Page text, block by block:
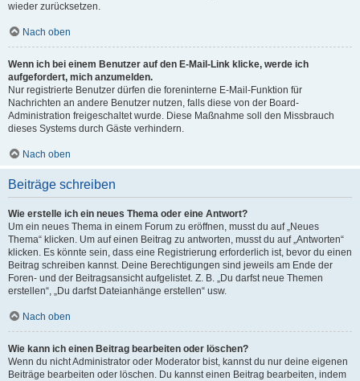
wieder zurücksetzen.
Nach oben
Wenn ich bei einem Benutzer auf den E-Mail-Link klicke, werde ich
aufgefordert, mich anzumelden.
Nur registrierte Benutzer dürfen die foreninterne E-Mail-Funktion für
Nachrichten an andere Benutzer nutzen, falls diese von der Board-
Administration freigeschaltet wurde. Diese Maßnahme soll den Missbrauch
dieses Systems durch Gäste verhindern.
Nach oben
Beiträge schreiben
Wie erstelle ich ein neues Thema oder eine Antwort?
Um ein neues Thema in einem Forum zu eröffnen, musst du auf „Neues
Thema“ klicken. Um auf einen Beitrag zu antworten, musst du auf „Antworten“
klicken. Es könnte sein, dass eine Registrierung erforderlich ist, bevor du einen
Beitrag schreiben kannst. Deine Berechtigungen sind jeweils am Ende der
Foren- und der Beitragsansicht aufgelistet. Z. B. „Du darfst neue Themen
erstellen“, „Du darfst Dateianhänge erstellen“ usw.
Nach oben
Wie kann ich einen Beitrag bearbeiten oder löschen?
Wenn du nicht Administrator oder Moderator bist, kannst du nur deine eigenen
Beiträge bearbeiten oder löschen. Du kannst einen Beitrag bearbeiten, indem